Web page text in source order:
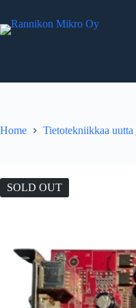
content
Home Tietotekniikkaa uutta
SOLD OUT